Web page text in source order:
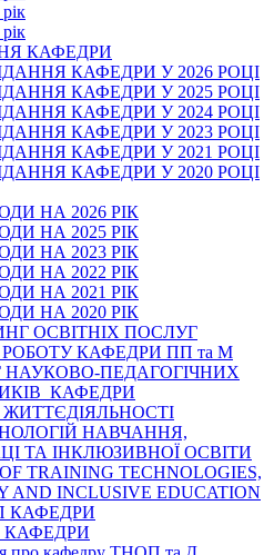
КАФЕДРИ
КАФЕДРИ У 2026 РОЦІ
КАФЕДРИ У 2025 РОЦІ
КАФЕДРИ У 2024 РОЦІ
КАФЕДРИ У 2023 РОЦІ
КАФЕДРИ У 2021 РОЦІ
КАФЕДРИ У 2020 РОЦІ
НА 2026 РІК
НА 2025 РІК
НА 2023 РІК
НА 2022 РІК
НА 2021 РІК
НА 2020 РІК
ОСВІТНІХ ПОСЛУГ
РОБОТУ КАФЕДРИ ПП та М
НАУКОВО-ПЕДАГОГІЧНИХ
КАФЕДРИ
НАВЧАННЯ,
ТА ІНКЛЮЗИВНОЇ ОСВІТИ
TRAINING TECHNOLOGIES,
AND INCLUSIVE EDUCATION
КАФЕДРИ
КАФЕДРИ